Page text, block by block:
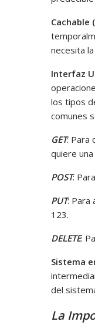
Cachable
necesita
Interfaz
los tipos
comunes
GET: Para
quiere
POST:
PUT: Para
123.
DELETE:
Sistema
del
La